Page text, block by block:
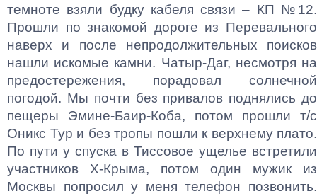
темноте взяли будку кабеля связи – КП №12.
Прошли по знакомой дороге из Перевального
наверх и после непродолжительных поисков
нашли искомые камни. Чатыр-Даг, несмотря на
предостережения, порадовал солнечной
погодой. Мы почти без привалов поднялись до
пещеры Эмине-Баир-Коба, потом прошли т/с
Оникс Тур и без тропы пошли к верхнему плато.
По пути у спуска в Тиссовое ущелье встретили
участников Х-Крыма, потом один мужик из
Москвы попросил у меня телефон позвонить.